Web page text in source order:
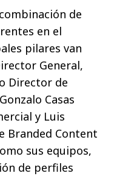
de
en el
pilares van
General,
Director de
Casas
y Luis
Branded Content
sus equipos,
de perfiles